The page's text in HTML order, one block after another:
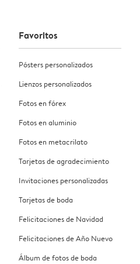
Favoritos
Pósters personalizados
Lienzos personalizados
Fotos en fórex
Fotos en aluminio
Fotos en metacrilato
Tarjetas de agradecimiento
Invitaciones personalizadas
Tarjetas de boda
Felicitaciones de Navidad
Felicitaciones de Año Nuevo
Álbum de fotos de boda